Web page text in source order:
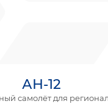
АН-12
самолёт для